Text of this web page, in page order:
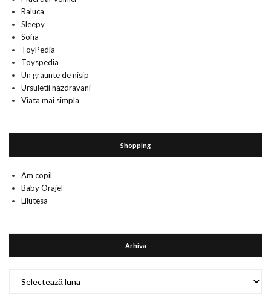
Raluca
Sleepy
Sofia
ToyPedia
Toyspedia
Un graunte de nisip
Ursuletii nazdravani
Viata mai simpla
Shopping
Am copil
Baby Orajel
Lilutesa
Arhiva